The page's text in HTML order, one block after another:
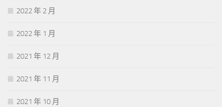
2022 年 2 月
2022 年 1 月
2021 年 12 月
2021 年 11 月
2021 年 10 月